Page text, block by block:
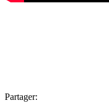
Partager: